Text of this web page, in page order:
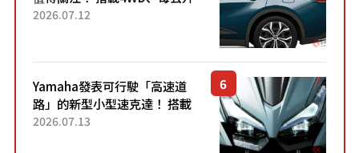
22.4公里低油耗表現超亮眼！
2026.07.12
Yamaha發表可行駛「高速道
路」的新型小型速克達！ 搭載
能享受超強勁「渦輪感」的動
2026.07.13